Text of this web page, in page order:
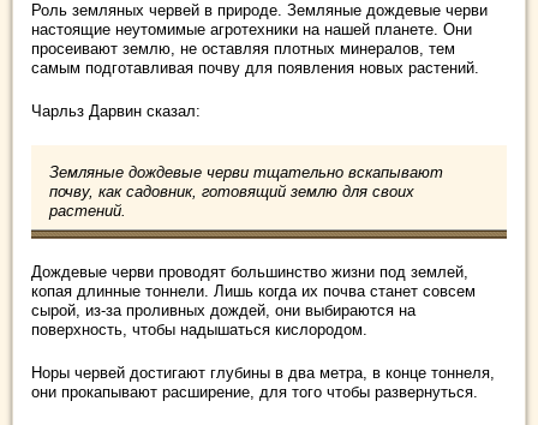
Роль земляных червей в природе. Земляные дождевые черви
настоящие неутомимые агротехники на нашей планете. Они
просеивают землю, не оставляя плотных минералов, тем
самым подготавливая почву для появления новых растений.
Чарльз Дарвин сказал:
Земляные дождевые черви тщательно вскапывают
почву, как садовник, готовящий землю для своих
растений.
Дождевые черви проводят большинство жизни под землей,
копая длинные тоннели. Лишь когда их почва станет совсем
сырой, из-за проливных дождей, они выбираются на
поверхность, чтобы надышаться кислородом.
Норы червей достигают глубины в два метра, в конце тоннеля,
они прокапывают расширение, для того чтобы развернуться.